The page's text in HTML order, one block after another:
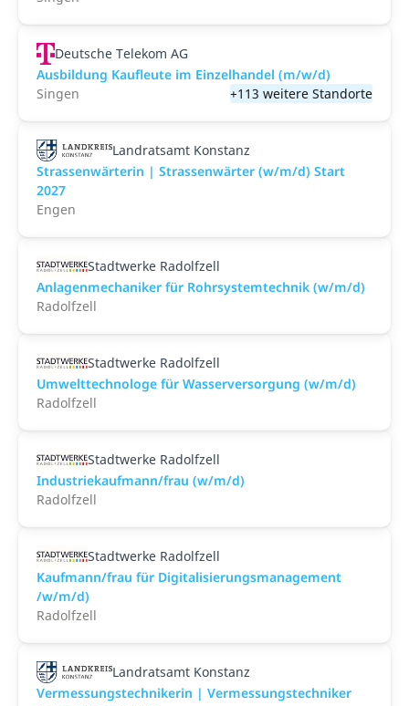
Deutsche Telekom AG
Ausbildung Kaufleute im Einzelhandel (m/w/d)
Singen
+113 weitere Standorte
Landratsamt Konstanz
Strassenwärterin | Strassenwärter (w/m/d) Start
2027
Engen
Stadtwerke Radolfzell
Anlagenmechaniker für Rohrsystemtechnik (w/m/d)
Radolfzell
Stadtwerke Radolfzell
Umwelttechnologe für Wasserversorgung (w/m/d)
Radolfzell
Stadtwerke Radolfzell
Industriekaufmann/frau (w/m/d)
Radolfzell
Stadtwerke Radolfzell
Kaufmann/frau für Digitalisierungsmanagement
/w/m/d)
Radolfzell
Landratsamt Konstanz
Vermessungstechnikerin | Vermessungstechniker